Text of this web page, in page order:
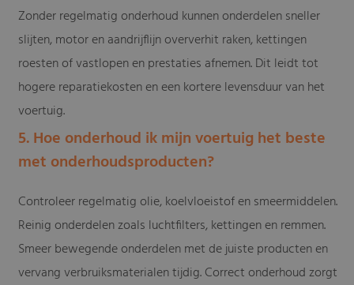
Zonder regelmatig onderhoud kunnen onderdelen sneller
slijten, motor en aandrijflijn oververhit raken, kettingen
roesten of vastlopen en prestaties afnemen. Dit leidt tot
hogere reparatiekosten en een kortere levensduur van het
voertuig.
5. Hoe onderhoud ik mijn voertuig het beste
met onderhoudsproducten?
Controleer regelmatig olie, koelvloeistof en smeermiddelen.
Reinig onderdelen zoals luchtfilters, kettingen en remmen.
Smeer bewegende onderdelen met de juiste producten en
vervang verbruiksmaterialen tijdig. Correct onderhoud zorgt